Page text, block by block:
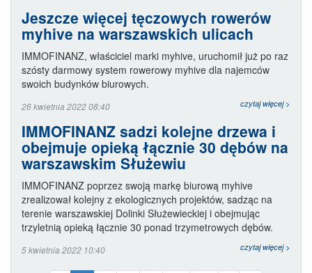
Jeszcze więcej tęczowych rowerów
myhive na warszawskich ulicach
IMMOFINANZ, właściciel marki myhive, uruchomił już po raz
szósty darmowy system rowerowy myhive dla najemców
swoich budynków biurowych.
26 kwietnia 2022 08:40 czytaj więcej >
IMMOFINANZ sadzi kolejne drzewa i
obejmuje opieką łącznie 30 dębów na
warszawskim Służewiu
IMMOFINANZ poprzez swoją markę biurową myhive
zrealizował kolejny z ekologicznych projektów, sadząc na
terenie warszawskiej Dolinki Służewieckiej i obejmując
trzyletnią opieką łącznie 30 ponad trzymetrowych dębów.
5 kwietnia 2022 10:40 czytaj więcej >